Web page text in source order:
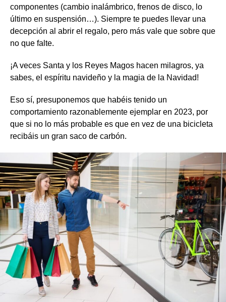
componentes (cambio inalámbrico, frenos de disco, lo
último en suspensión…). Siempre te puedes llevar una
decepción al abrir el regalo, pero más vale que sobre que
no que falte.
¡A veces Santa y los Reyes Magos hacen milagros, ya
sabes, el espíritu navideño y la magia de la Navidad!
Eso sí, presuponemos que habéis tenido un
comportamiento razonablemente ejemplar en 2023, por
que si no lo más probable es que en vez de una bicicleta
recibáis un gran saco de carbón.